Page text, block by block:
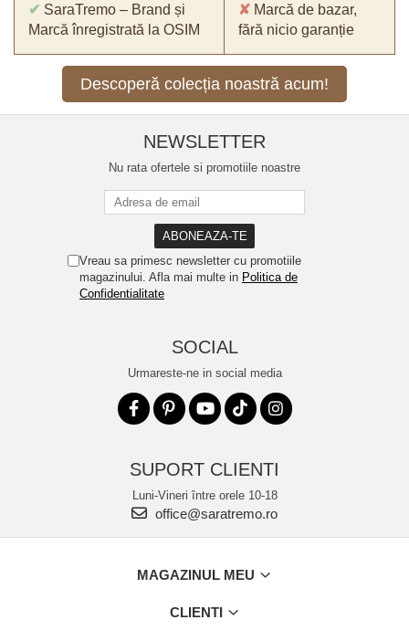
✔ SaraTremo – Brand și
Marcă înregistrată la OSIM
✘ Marcă de bazar,
fără nicio garanție
Descoperă colecția noastră acum!
NEWSLETTER
Nu rata ofertele si promotiile noastre
Vreau sa primesc newsletter cu promotiile
magazinului. Afla mai multe in Politica de
Confidentialitate
SOCIAL
Urmareste-ne in social media
SUPORT CLIENTI
Luni-Vineri între orele 10-18
office@saratremo.ro
MAGAZINUL MEU
CLIENTI